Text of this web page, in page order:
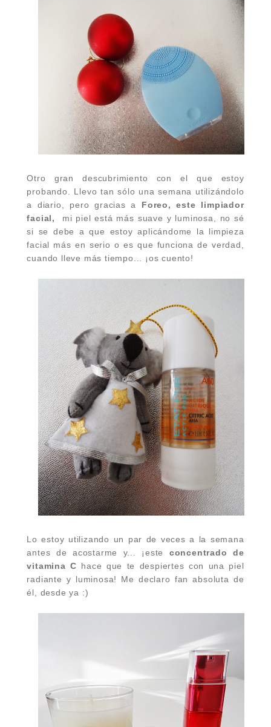
Otro gran descubrimiento con el que estoy
probando. Llevo tan sólo una semana utilizándolo
a diario, pero gracias a Foreo, este limpiador
facial,
mi piel está más suave y luminosa, no sé
si se debe a que estoy aplicándome la limpieza
facial más en serio o es que funciona de verdad,
cuando lleve más tiempo... ¡os cuento!
Lo estoy utilizando un par de veces a la semana
antes de acostarme y... ¡este concentrado de
vitamina C hace que te despiertes con una piel
radiante y luminosa! Me declaro fan absoluta de
él, desde ya :)